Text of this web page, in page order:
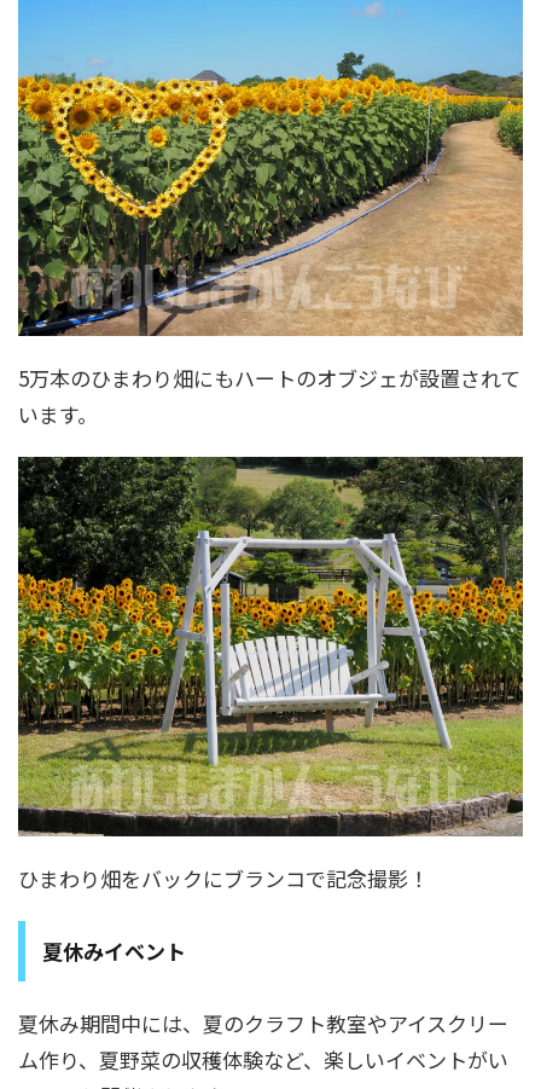
5万本のひまわり畑にもハートのオブジェが設置されて
います。
ひまわり畑をバックにブランコで記念撮影！
夏休みイベント
夏休み期間中には、夏のクラフト教室やアイスクリー
ム作り、夏野菜の収穫体験など、楽しいイベントがい